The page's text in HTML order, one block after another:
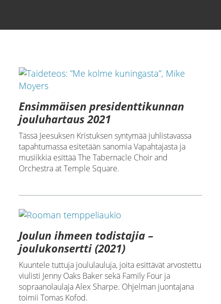
Ensimmäisen presidenttikunnan
jouluhartaus 2021
Tässä Jeesuksen Kristuksen syntymää juhlistavassa
tapahtumassa esitetään sanomia Vapahtajasta ja
musiikkia esittää The Tabernacle Choir and
Orchestra at Temple Square.
Joulun ihmeen todistajia –
joulukonsertti (2021)
Kuuntele tuttuja joululauluja, joita esittävät arvostettu
viulisti Jenny Oaks Baker sekä Family Four ja
sopraanolaulaja Alex Sharpe. Ohjelman juontajana
toimii Tomas Kofod.